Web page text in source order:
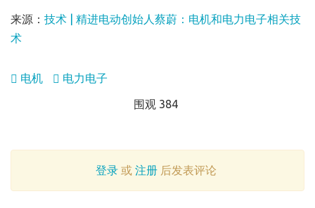
来源： 技术 | 精进电动创始人蔡蔚：电机和电力电子相关技
术
电机 电力电子
围观 384
登录或 注册后发表评论